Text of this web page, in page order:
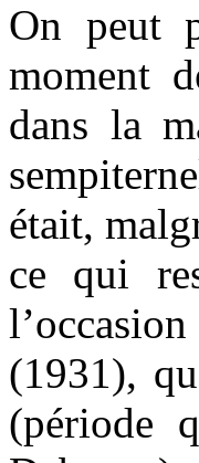
On peut
moment
dans la
était,
ce qui
(1931),
(période